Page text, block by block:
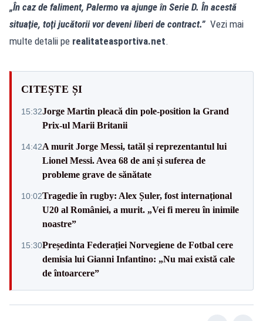
„În caz de faliment, Palermo va ajunge în Serie D. În acestă
situaţie, toţi jucătorii vor deveni liberi de contract.” Vezi mai
multe detalii pe realitateasportiva.net.
CITEȘTE ȘI
15:32Jorge Martin pleacă din pole-position la Grand
Prix-ul Marii Britanii
14:42A murit Jorge Messi, tatăl și reprezentantul lui
Lionel Messi. Avea 68 de ani și suferea de
probleme grave de sănătate
10:02Tragedie în rugby: Alex Șuler, fost internațional
U20 al României, a murit. „Vei fi mereu în inimile
noastre”
15:30Președinta Federației Norvegiene de Fotbal cere
demisia lui Gianni Infantino: „Nu mai există cale
de întoarcere”